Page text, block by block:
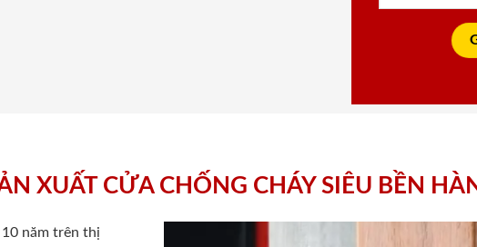
XUẤT CỬA CHỐNG CHÁY SIÊU BỀN
năm trên thị